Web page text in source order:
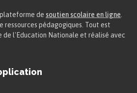
» marque une succession
mer, le passé simple de
à un été unique.
de soutien scolaire en ligne
ressources pédagogiques. Tout est
de l'Education Nationale et réalisé avec